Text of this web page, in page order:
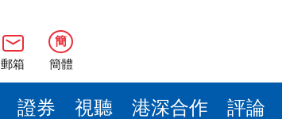
郵箱
簡
簡體
證券 視聽 港深合作 評論